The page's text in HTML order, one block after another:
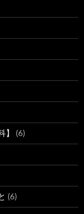
(6)
(6)